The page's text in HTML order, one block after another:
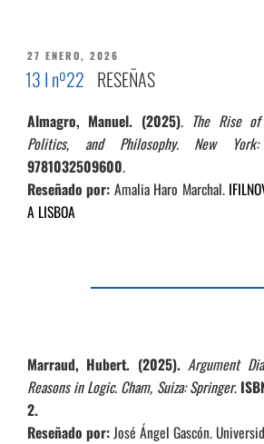
PUBLICADO
EL
27 ENERO, 2026
13 I nº22 RESEÑAS
Almagro, Manuel. (2025). The Rise of
Politics, and Philosophy. New York:
9781032509600.
Reseñado por: Amalia Haro Marchal.
A LISBOA
Marraud, Hubert. (2025). Argument
Reasons in Logic. Cham, Suiza: Springer.
2.
Reseñado por: José Ángel Gascón.